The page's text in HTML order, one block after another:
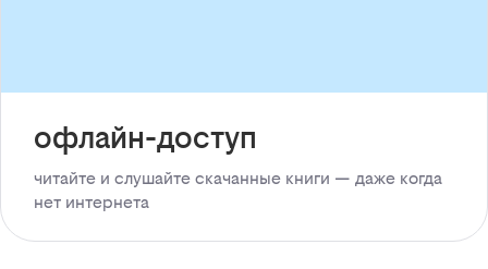
офлайн-доступ
читайте и слушайте скачанные книги — даже когда
нет интернета